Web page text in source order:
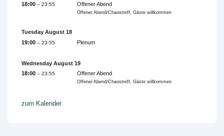
18:00 – 23:55 Offener Abend
Offener Abend/Chaostreff, Gäste willkommen
Tuesday August 18
19:00 – 23:55 Plenum
Wednesday August 19
18:00 – 23:55 Offener Abend
Offener Abend/Chaostreff, Gäste willkommen
zum Kalender